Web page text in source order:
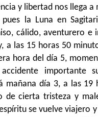
y libertad nos llega a
la Luna en
cálido, aventurero e
a las 15 horas 50
hora del día 5,
importante
mañana día 3, a las 19
de cierta tristeza y
se vuelve viajero